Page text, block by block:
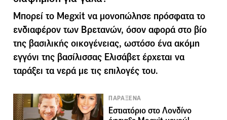
Μπορεί το Megxit να μονοπώλησε πρόσφατα το
ενδιαφέρον των Βρετανών, όσον αφορά στο βίο
της βασιλικής οικογένειας, ωστόσο ένα ακόμη
εγγόνι της βασίλισσας Ελισάβετ έρχεται να
ταράξει τα νερά με τις επιλογές του.
ΠΑΡΑΞΕΝΑ
Εστιατόριο στο Λονδίνο